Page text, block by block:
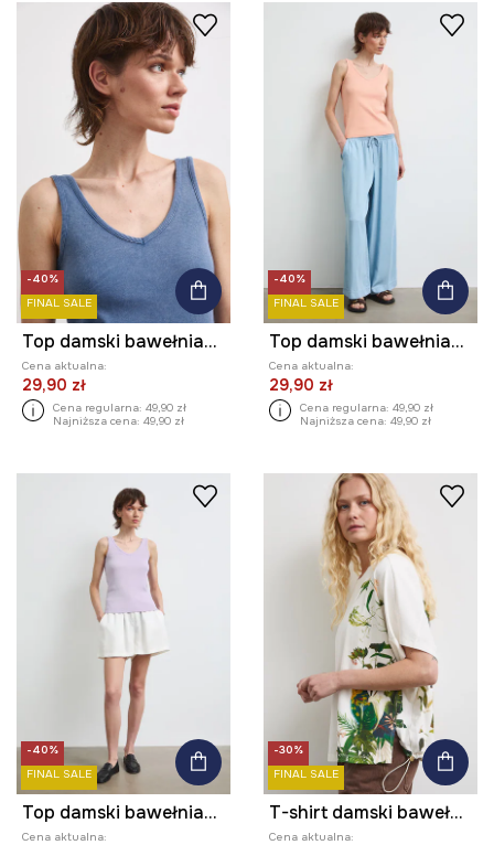
-40%
FINAL SALE
Top damski bawełniany z elastanem z efektem sprania
Cena aktualna:
29,90 zł
Cena regularna: 49,90 zł
Najniższa cena: 49,90 zł
-40%
FINAL SALE
Top damski bawełniany z elastanem z efektem sprania
Cena aktualna:
29,90 zł
Cena regularna: 49,90 zł
Najniższa cena: 49,90 zł
-40%
FINAL SALE
Top damski bawełniany z elastanem z efektem sprania
Cena aktualna:
-30%
FINAL SALE
T-shirt damski bawełniany z elastanem
Cena aktualna: